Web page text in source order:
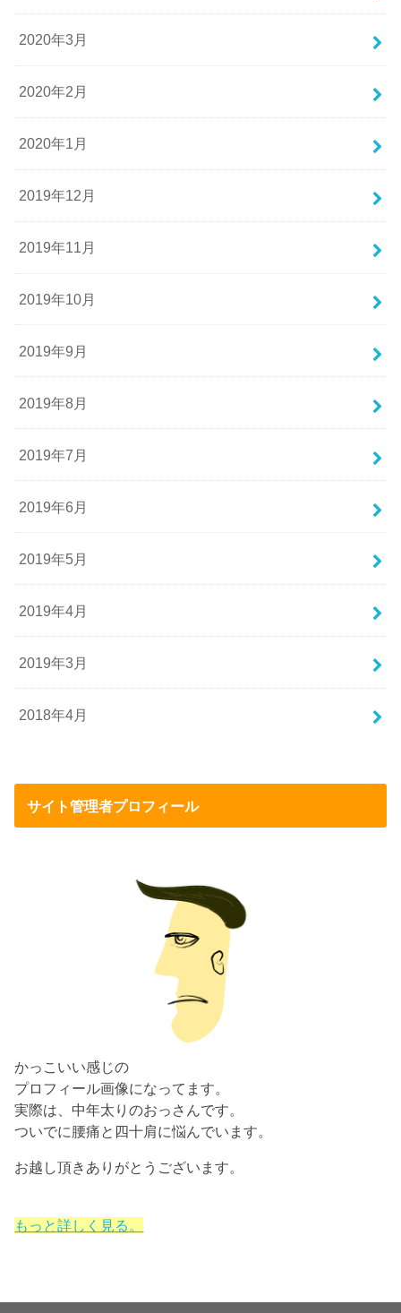
2020年3月
2020年2月
2020年1月
2019年12月
2019年11月
2019年10月
2019年9月
2019年8月
2019年7月
2019年6月
2019年5月
2019年4月
2019年3月
2018年4月
サイト管理者プロフィール
かっこいい感じの
プロフィール画像になってます。
実際は、中年太りのおっさんです。
ついでに腰痛と四十肩に悩んでいます。
お越し頂きありがとうございます。
もっと詳しく見る。